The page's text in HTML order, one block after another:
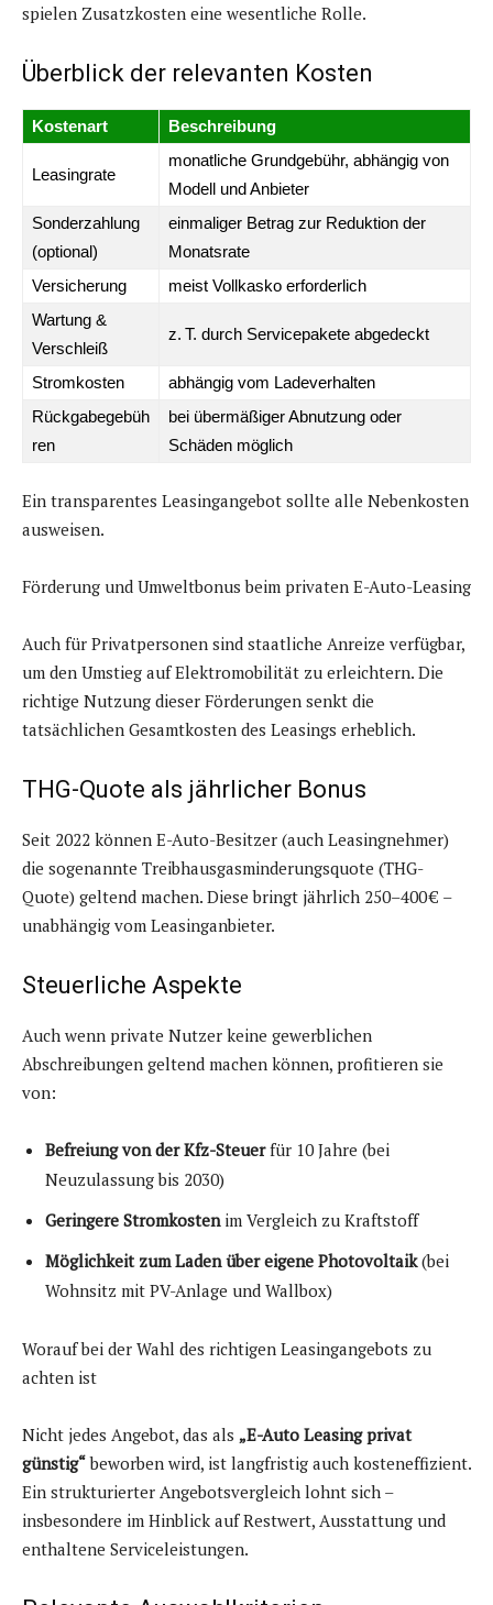
spielen Zusatzkosten eine wesentliche Rolle.
Überblick der relevanten Kosten
Kostenart Beschreibung
Leasingrate
monatliche Grundgebühr, abhängig von
Modell und Anbieter
Sonderzahlung
(optional)
einmaliger Betrag zur Reduktion der
Monatsrate
Versicherung
meist Vollkasko erforderlich
Wartung &
Verschleiß
z. T. durch Servicepakete abgedeckt
Stromkosten
abhängig vom Ladeverhalten
Rückgabegebüh
ren
bei übermäßiger Abnutzung oder
Schäden möglich
Ein transparentes Leasingangebot sollte alle Nebenkosten
ausweisen.
Förderung und Umweltbonus beim privaten E-Auto-Leasing
Auch für Privatpersonen sind staatliche Anreize verfügbar,
um den Umstieg auf Elektromobilität zu erleichtern. Die
richtige Nutzung dieser Förderungen senkt die
tatsächlichen Gesamtkosten des Leasings erheblich.
THG-Quote als jährlicher Bonus
Seit 2022 können E-Auto-Besitzer (auch Leasingnehmer)
die sogenannte Treibhausgasminderungsquote (THG-
Quote) geltend machen. Diese bringt jährlich 250–400 € –
unabhängig vom Leasinganbieter.
Steuerliche Aspekte
Auch wenn private Nutzer keine gewerblichen
Abschreibungen geltend machen können, profitieren sie
von:
Befreiung von der Kfz-Steuerfür 10 Jahre (bei
Neuzulassung bis 2030)
Geringere Stromkosten im Vergleich zu Kraftstoff
Möglichkeit zum Laden über eigene Photovoltaik(bei
Wohnsitz mit PV-Anlage und Wallbox)
Worauf bei der Wahl des richtigen Leasingangebots zu
achten ist
Nicht jedes Angebot, das als „E-Auto Leasing privat
günstig“beworben wird, ist langfristig auch kosteneffizient.
Ein strukturierter Angebotsvergleich lohnt sich –
insbesondere im Hinblick auf Restwert, Ausstattung und
enthaltene Serviceleistungen.